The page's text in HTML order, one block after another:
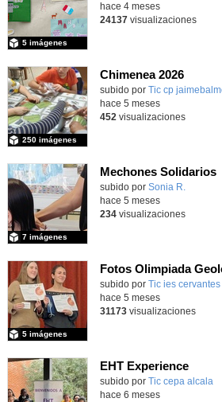
5 imágenes
hace 4 meses
24137visualizaciones
Chimenea 2026
subido por Tic cp
250 imágenes
hace 5 meses
452 visualizaciones
Mechones Solidarios
subido por Sonia R.
7 imágenes
hace 5 meses
234visualizaciones
Fotos Olimpiada
Contenido educativo.
subido por Tic ies cervantes
5 imágenes
hace 5 meses
31173visualizaciones
EHT Experience
subido por Tic cepa alcala
hace 6 meses